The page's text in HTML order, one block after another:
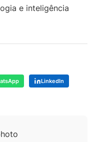
e inteligência
LinkedIn